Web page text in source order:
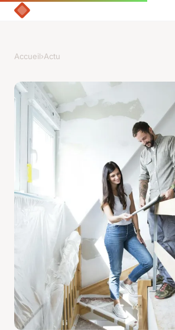
Accueil›Actu